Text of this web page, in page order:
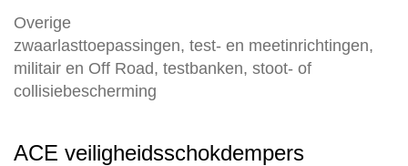
Overige
zwaarlasttoepassingen, test- en meetinrichtingen,
militair en Off Road, testbanken, stoot- of
collisiebescherming
ACE veiligheidsschokdempers